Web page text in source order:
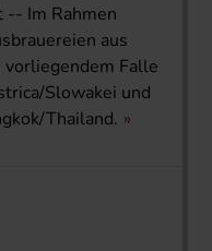
Im Rahmen
aus
Falle
Slowakei und
Thailand.